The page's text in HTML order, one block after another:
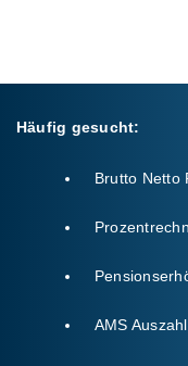
Häufig gesucht:
Brutto Netto
AMS